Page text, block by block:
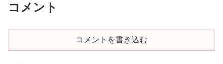
コメント
コメントを書き込む